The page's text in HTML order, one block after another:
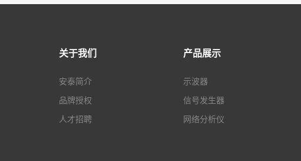
关于我们
安泰简介
品牌授权
人才招聘
产品展示
示波器
信号发生器
网络分析仪